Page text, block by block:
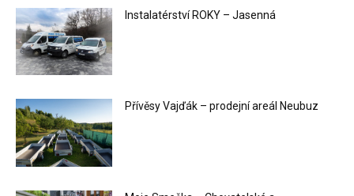
Instalatérství ROKY – Jasenná
Přívěsy Vajďák – prodejní areál Neubuz